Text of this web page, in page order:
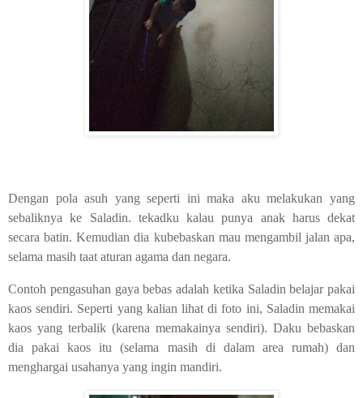
Dengan pola asuh yang seperti ini maka aku melakukan yang
sebaliknya ke Saladin. tekadku kalau punya anak harus dekat
secara batin. Kemudian dia kubebaskan mau mengambil jalan apa,
selama masih taat aturan agama dan negara.
Contoh pengasuhan gaya bebas adalah ketika Saladin belajar pakai
kaos sendiri. Seperti yang kalian lihat di foto ini, Saladin memakai
kaos yang terbalik (karena memakainya sendiri). Daku bebaskan
dia pakai kaos itu (selama masih di dalam area rumah) dan
menghargai usahanya yang ingin mandiri.